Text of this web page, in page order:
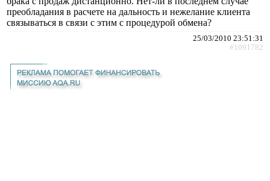
преобладания в расчете на дальность и нежелание клиента
связываться в связи с этим с процедурой обмена?
25/03/2010 23:51:31
#1091782